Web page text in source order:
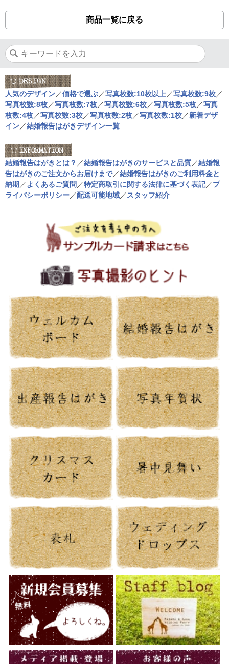
商品一覧に戻る
人気のデザイン／価格で選ぶ／写真枚数:10枚以上／写真枚数:9枚／
写真枚数:8枚／写真枚数:7枚／写真枚数:6枚／写真枚数:5枚／写真
枚数:4枚／写真枚数:3枚／写真枚数:2枚／写真枚数:1枚／新着デザ
イン／結婚報告はがきデザイン一覧
結婚報告はがきとは？ ／結婚報告はがきのサービスと品質／結婚報
告はがきのご注文からお届けまで／結婚報告はがきのご利用料金と
納期 ／よくあるご質問 ／特定商取引に関する法律に基づく表記／プ
ライバシーポリシー／配送可能地域／スタッフ紹介